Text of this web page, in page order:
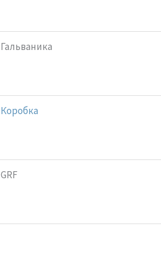
Гальваника
Коробка
GRF